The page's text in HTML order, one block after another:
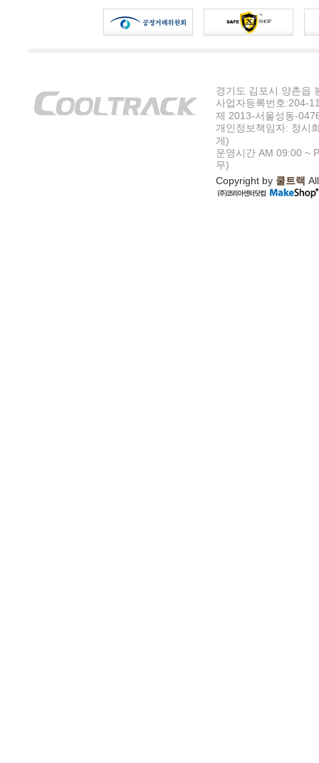
경기도 김포시 양촌읍
사업자등록번호:204-
제 2013-서울성동-
개인정보책임자: 정시
게)
운영시간 AM 09:00 ~
무)
Copyright by 쿨트랙